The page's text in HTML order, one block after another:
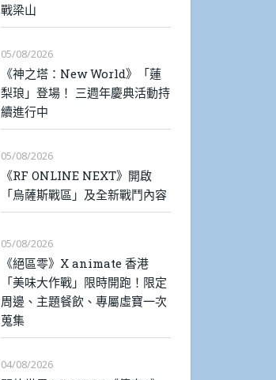
戰梁山
05/08/2026
《神之塔：New World》「蓮
梨琅」登場！ 三週年慶典活動持
續進行中
05/08/2026
《RF ONLINE NEXT》開啟
「烏薩斯戰區」及全新戰鬥內容
05/08/2026
《絕區零》X animate 香港
「美味大作戰」限時開跑！限定
周邊、主題餐飲、專屬虛寶一次
蒐集
04/08/2026